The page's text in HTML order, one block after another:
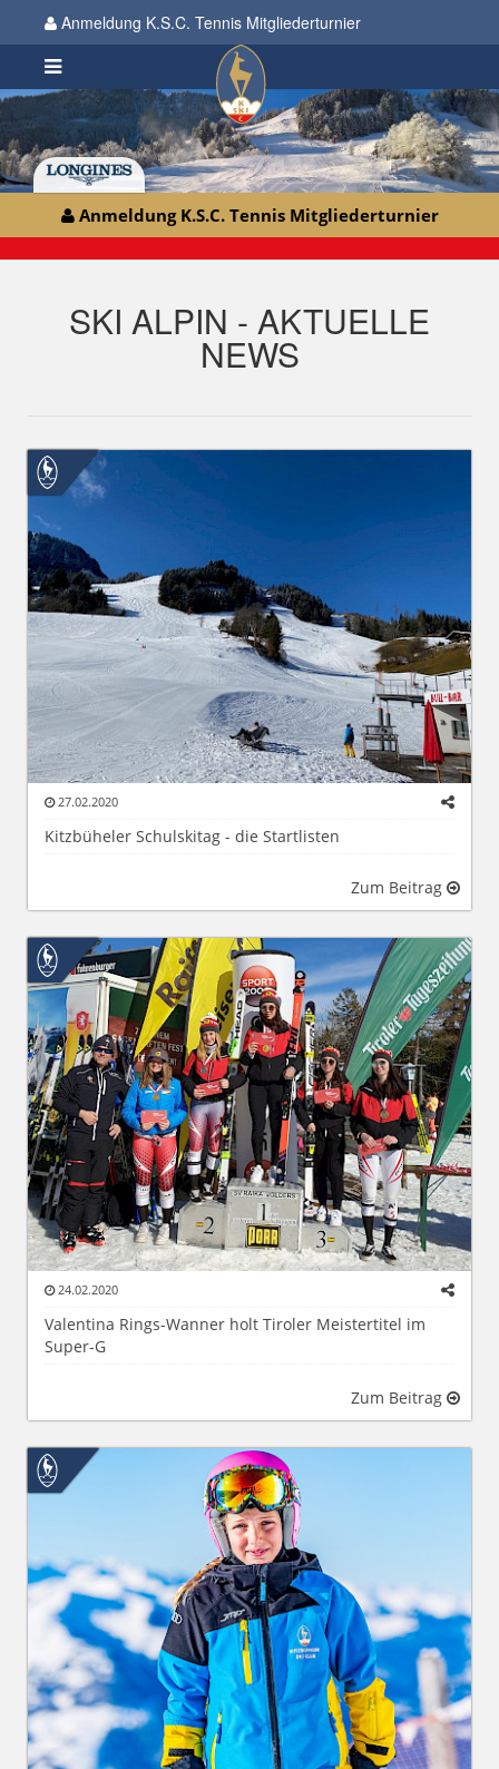
Anmeldung K.S.C. Tennis Mitgliederturnier
Anmeldung K.S.C. Tennis Mitgliederturnier
SKI ALPIN - AKTUELLE
NEWS
27.02.2020
Kitzbüheler Schulskitag - die Startlisten
Zum Beitrag
24.02.2020
Valentina Rings-Wanner holt Tiroler Meistertitel im
Super-G
Zum Beitrag